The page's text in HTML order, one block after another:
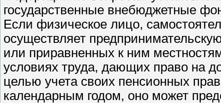
государственные внебюджетные
Если физическое лицо,
осуществляет
или приравненных к ним
условиях труда, дающих право на
целью учета своих пенсионных
календарным годом, оно может